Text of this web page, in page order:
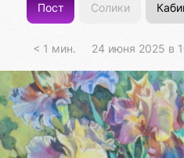
Пост Солики
< 1 мин. 24 июня 2025 в